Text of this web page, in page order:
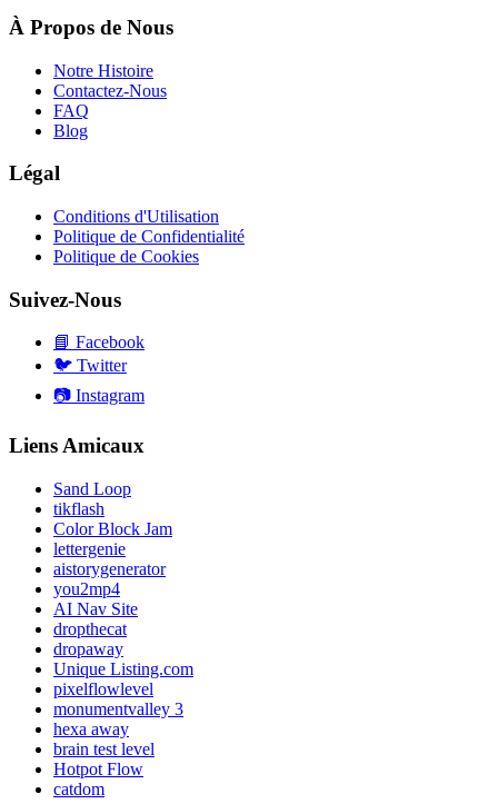
À Propos de Nous
Notre Histoire
Contactez-Nous
FAQ
Blog
Légal
Conditions d'Utilisation
Politique de Confidentialité
Politique de Cookies
Suivez-Nous
📘 Facebook
🐦 Twitter
📷 Instagram
Liens Amicaux
Sand Loop
tikflash
Color Block Jam
lettergenie
aistorygenerator
you2mp4
AI Nav Site
dropthecat
dropaway
Unique Listing.com
pixelflowlevel
monumentvalley 3
hexa away
brain test level
Hotpot Flow
catdom